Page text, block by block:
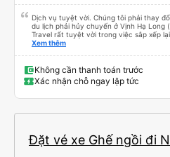
Dịch vụ tuyệt vời. Chúng tôi phải thay
du lịch phải hủy chuyến ở Vịnh Hạ Long
Travel rất tuyệt vời trong việc sắp xếp
hồi rất nhanh và cập nhật trực tiếp cho
Xem thêm
Không cần thanh toán trước
Xác nhận chỗ ngay lập tức
Đặt vé xe Ghế ngồi đi